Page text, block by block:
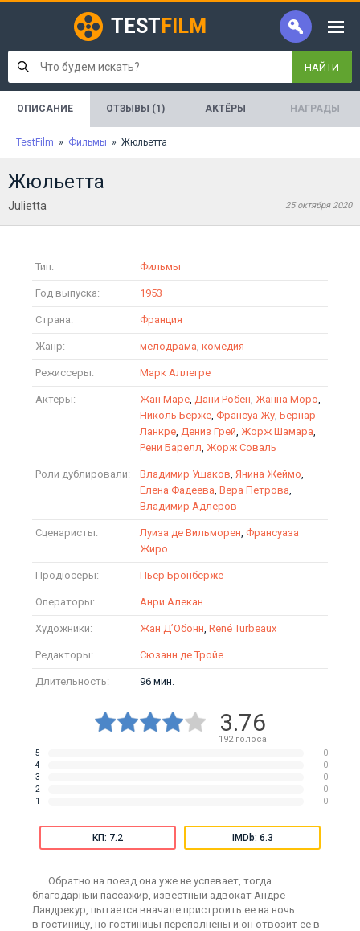
TEST FILM
НАЙТИ
ОПИСАНИЕ ОТЗЫВЫ (1) АКТЁРЫ НАГРАДЫ
TestFilm » Фильмы » Жюльетта
Жюльетта
Julietta 25 октября 2020
Тип: Фильмы
Год выпуска: 1953
Страна: Франция
Жанр: мелодрама, комедия
Режиссеры: Марк Аллегре
Актеры: Жан Маре, Дани Робен, Жанна Моро,
Николь Берже, Франсуа Жу, Бернар
Ланкре, Дениз Грей, Жорж Шамара,
Рени Барелл, Жорж Соваль
Роли дублировали: Владимир Ушаков, Янина Жеймо,
Елена Фадеева, Вера Петрова,
Владимир Адлеров
Сценаристы: Луиза де Вильморен, Франсуаза
Жиро
Продюсеры: Пьер Бронберже
Операторы: Анри Алекан
Художники: Жан Д’Обонн, René Turbeaux
Редакторы: Сюзанн де Тройе
Длительность: 96 мин.
3.76
192голоса
5
0
4
0
3
0
2
0
1
0
КП: 7.2 IMDb: 6.3
Обратно на поезд она уже не успевает, тогда
благодарный пассажир, известный адвокат Андре
Ландрекур, пытается вначале пристроить ее на ночь
в гостиницу, но гостиницы переполнены и он отвозит ее в